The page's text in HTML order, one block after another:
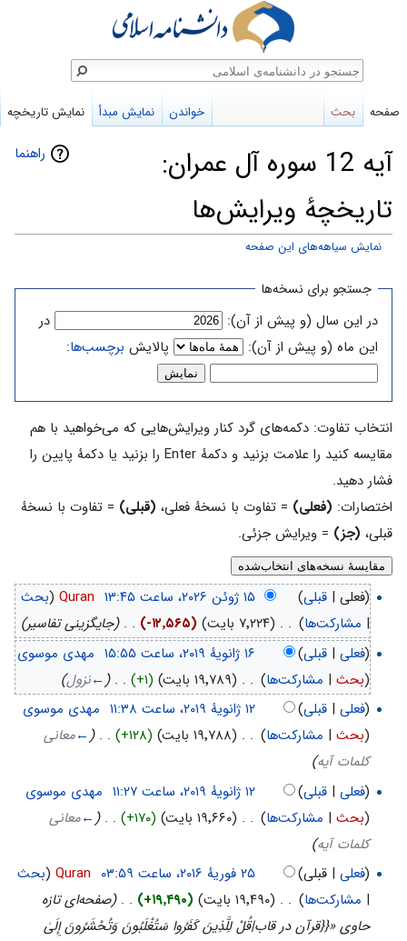
راهنما
آیه 12 سوره آل عمران:
تاریخچهٔ ویرایش‌ها
نمایش سیاهه‌های این صفحه
ناوبری
جستجو
جستجو برای نسخه‌ها
در این سال (و پیش از آن):
در
این ماه (و پیش از آن):
پالایش برچسب‌ها:
انتخاب تفاوت: دکمه‌های گرد کنار ویرایش‌هایی که می‌خواهید با هم
مقایسه کنید را علامت بزنید و دکمهٔ Enter را بزنید یا دکمهٔ پایین را
فشار دهید.
اختصارات: (فعلی) = تفاوت با نسخهٔ فعلی، (قبلی) = تفاوت با نسخهٔ
قبلی، (جز) = ویرایش جزئی.
(فعلی | قبلی)
‏
Quran
(بحث
| مشارکت‌ها)
. . (۷٬۲۲۴ بایت) (-۱۲٬۵۶۵) . . (جایگزینی تفاسیر)
(فعلی| قبلی)
‏ مهدی موسوی
(بحث| مشارکت‌ها)
. . (۱۹٬۷۸۹ بایت) (+۱)‏
. .
(
←نزول)
(فعلی| قبلی)
‏ مهدی موسوی
(بحث| مشارکت‌ها)
. . (۱۹٬۷۸۸ بایت) (+۱۲۸)‏
. .
(
←معانی
کلمات آیه)
(فعلی| قبلی)
‏ مهدی موسوی
(بحث| مشارکت‌ها)
. . (۱۹٬۶۶۰ بایت) (+۱۷۰)‏
. .
(
←معانی
کلمات آیه)
(فعلی| قبلی) Quran
(بحث
| مشارکت‌ها)
. . (۱۹٬۴۹۰ بایت) (+۱۹٬۴۹۰) . . (صفحه‌ای تازه
حاوی «{{قرآن در قاب|قُلْ لِلَّذِينَ كَفَرُوا سَتُغْلَبُونَ وَتُحْشَرُونَ إِلَىٰ
صفحه بحث خواندن نمایش مبدأ نمایش تاریخچه
جستجو